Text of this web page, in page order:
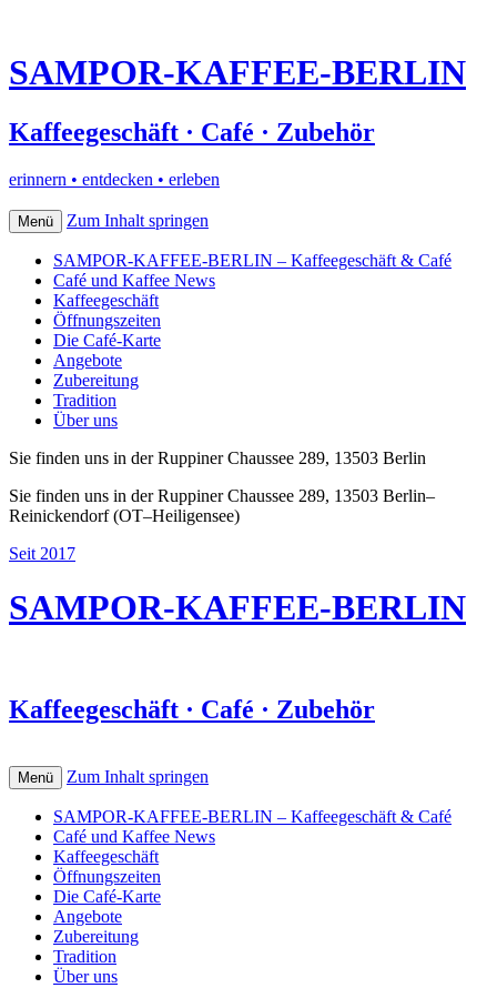
SAMPOR-KAFFEE-BERLIN
Kaffeegeschäft · Café · Zubehör
erinnern • entdecken • erleben
Menü Zum Inhalt springen
SAMPOR-KAFFEE-BERLIN – Kaffeegeschäft & Café
Café und Kaffee News
Kaffeegeschäft
Öffnungszeiten
Die Café-Karte
Angebote
Zubereitung
Tradition
Über uns
Sie finden uns in der Ruppiner Chaussee 289, 13503 Berlin
Sie finden uns in der Ruppiner Chaussee 289, 13503 Berlin–
Reinickendorf (OT–Heiligensee)
Seit 2017
SAMPOR-KAFFEE-BERLIN
Kaffeegeschäft · Café · Zubehör
Menü Zum Inhalt springen
SAMPOR-KAFFEE-BERLIN – Kaffeegeschäft & Café
Café und Kaffee News
Kaffeegeschäft
Öffnungszeiten
Die Café-Karte
Angebote
Zubereitung
Tradition
Über uns